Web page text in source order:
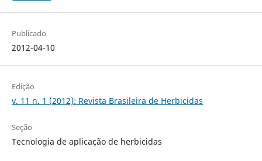
Publicado
2012-04-10
Edição
v. 11 n. 1 (2012): Revista Brasileira de Herbicidas
Seção
Tecnologia de aplicação de herbicidas